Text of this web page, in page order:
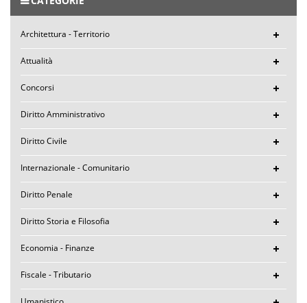
Architettura - Territorio
Attualità
Concorsi
Diritto Amministrativo
Diritto Civile
Internazionale - Comunitario
Diritto Penale
Diritto Storia e Filosofia
Economia - Finanze
Fiscale - Tributario